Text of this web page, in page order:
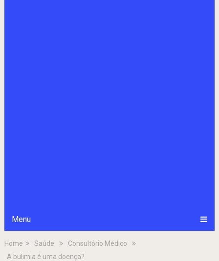
Menu
Home Saúde
Consultório Médico
A bulimia é uma doença?